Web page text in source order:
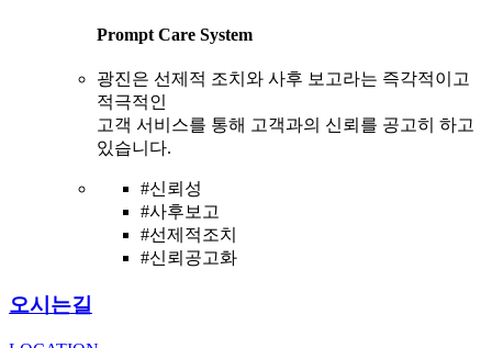
Prompt Care System
광진은 선제적 조치와 사후 보고라는 즉각적이고
적극적인
고객 서비스를 통해 고객과의 신뢰를 공고히 하고
있습니다.
#신뢰성
#사후보고
#선제적조치
#신뢰공고화
오시는길